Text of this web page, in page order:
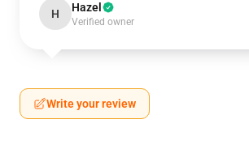
H Hazel
Verified owner
Write your review